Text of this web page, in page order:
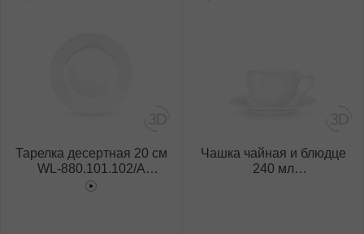
Тарелка десертная 20 см
WL‑880.101.102/A
(880100)
Чашка чайная и блюдце
240 мл